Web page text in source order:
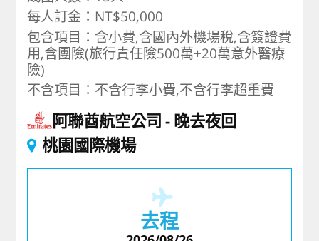
每人訂金：NT$50,000
包含項目：含小費,含國內外機場稅,含簽證費
用,含團險(旅行責任險500萬+20萬意外醫療
險)
不含項目：不含行李小費,不含行李超重費
阿聯酋航空公司
晚去夜回
桃園國際機場
去程